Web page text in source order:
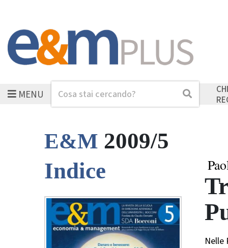
MENUCerca Cerca
E&M 2009/5
Indice
Nelle